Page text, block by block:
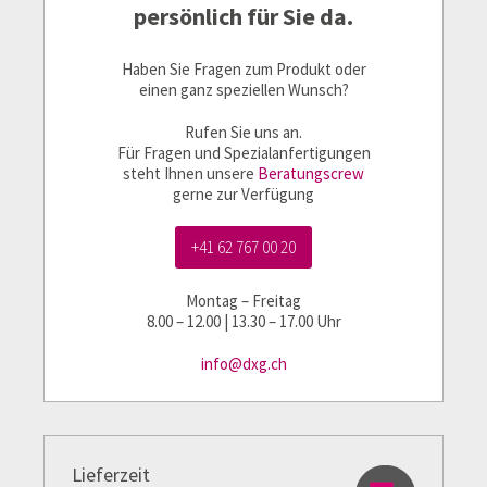
persönlich für Sie da.
Haben Sie Fragen zum Produkt oder
einen ganz speziellen Wunsch?
Rufen Sie uns an.
Für Fragen und Spezialanfertigungen
steht Ihnen unsere Beratungscrew
gerne zur Verfügung
+41 62 767 00 20
Montag – Freitag
8.00 – 12.00 | 13.30 – 17.00 Uhr
info@dxg.ch
Lieferzeit